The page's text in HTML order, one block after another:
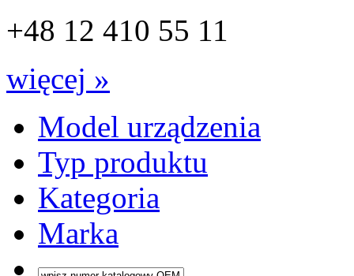
+48 12 410 55 11
więcej »
Model urządzenia
Typ produktu
Kategoria
Marka